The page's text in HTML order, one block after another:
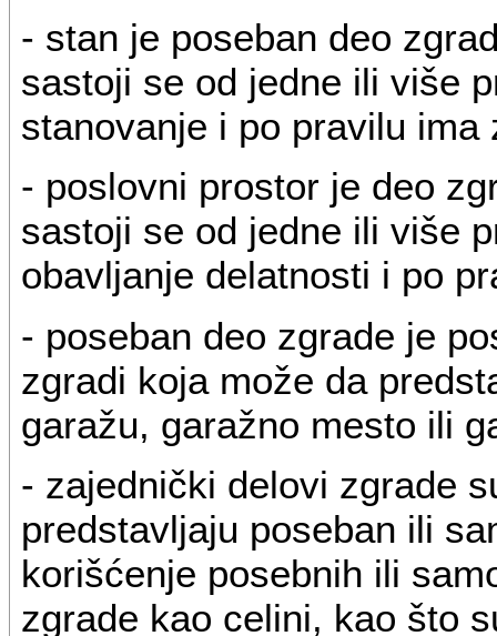
- stan je poseban deo
sastoji se od jedne ili više
stanovanje i po pravilu ima
- poslovni prostor je deo
sastoji se od jedne ili više
obavljanje delatnosti i po
- poseban deo zgrade je
zgradi koja može da
garažu, garažno mesto ili
- zajednički delovi zgrade
predstavljaju poseban ili
korišćenje posebnih ili
zgrade kao celini, kao što